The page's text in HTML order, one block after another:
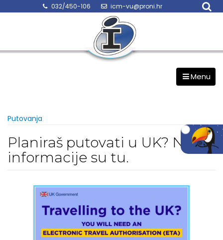
032/450-106 icm-vu@proni.hr
Menu
Putovanja
Planiraš putovati u UK? Nove
informacije su tu.